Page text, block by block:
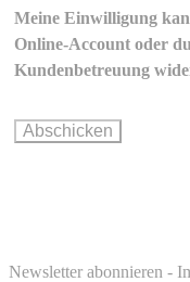
Erklärungen zur
Kommunikation und
Meine Einwilligung
Online-Account oder
Kundenbetreuung
Wie können Sie Ihre
Newsletter abonnieren -